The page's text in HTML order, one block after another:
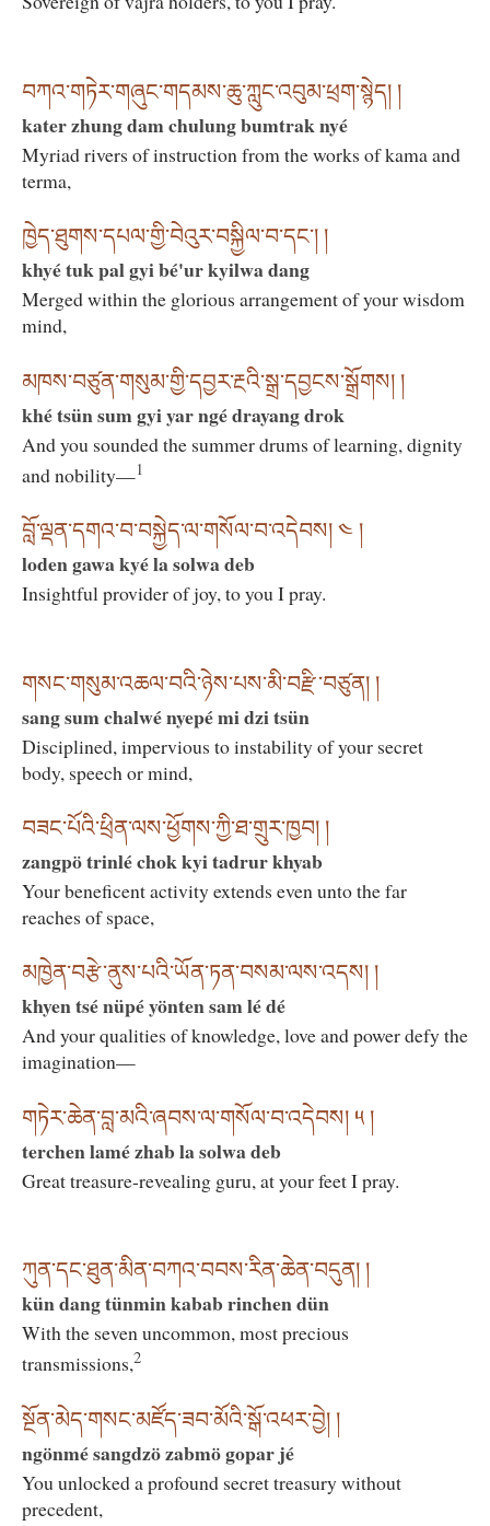
བཀའ་གཏེར་གཞུང་གདམས་ཆུ་ཀླུང་འབུམ་ཕྲག་སྙེད། །
kater zhung dam chulung bumtrak nyé
Myriad rivers of instruction from the works of kama and
terma,
ཁྱེད་ཐུགས་དཔལ་གྱི་བེའུར་བསྐྱིལ་བ་དང་། །
khyé tuk pal gyi bé'ur kyilwa dang
Merged within the glorious arrangement of your wisdom
mind,
མཁས་བཙུན་གསུམ་གྱི་དབྱར་རྔའི་སྒྲ་དབྱངས་སྒྲོགས། །
khé tsün sum gyi yar ngé drayang drok
And you sounded the summer drums of learning, dignity
and nobility—1
བློ་ལྡན་དགའ་བ་བསྐྱེད་ལ་གསོལ་བ་འདེབས། ༤ །
loden gawa kyé la solwa deb
Insightful provider of joy, to you I pray.
གསང་གསུམ་འཆལ་བའི་ཉེས་པས་མི་བརྫི་བཙུན། །
sang sum chalwé nyepé mi dzi tsün
Disciplined, impervious to instability of your secret
body, speech or mind,
བཟང་པོའི་ཕྲིན་ལས་ཕྱོགས་ཀྱི་ཐ་གྲུར་ཁྱབ། །
zangpö trinlé chok kyi tadrur khyab
Your beneficent activity extends even unto the far
reaches of space,
མཁྱེན་བརྩེ་ནུས་པའི་ཡོན་ཏན་བསམ་ལས་འདས། །
khyen tsé nüpé yönten sam lé dé
And your qualities of knowledge, love and power defy the
imagination—
གཏེར་ཆེན་བླ་མའི་ཞབས་ལ་གསོལ་བ་འདེབས། ༥ །
terchen lamé zhab la solwa deb
Great treasure-revealing guru, at your feet I pray.
ཀུན་དང་ཐུན་མིན་བཀའ་བབས་རིན་ཆེན་བདུན། །
kün dang tünmin kabab rinchen dün
With the seven uncommon, most precious
transmissions,2
སྔོན་མེད་གསང་མཛོད་ཟབ་མོའི་སྒོ་འཕར་བྱེ། །
ngönmé sangdzö zabmö gopar jé
You unlocked a profound secret treasury without
precedent,